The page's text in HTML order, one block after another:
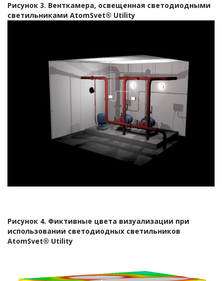
Рисунок 3. Венткамера, освещенная светодиодными
светильниками АtomSvet® Utility
Рисунок 4. Фиктивные цвета визуализации при
использовании светодиодных светильников
АtomSvet® Utility